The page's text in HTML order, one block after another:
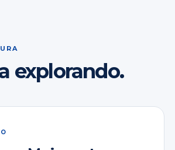
explorando.